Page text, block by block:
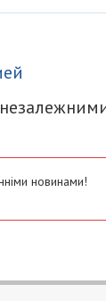
новинами!